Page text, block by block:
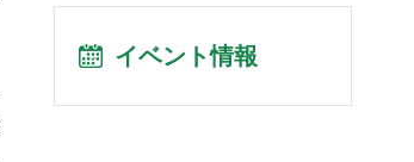
イベント情報